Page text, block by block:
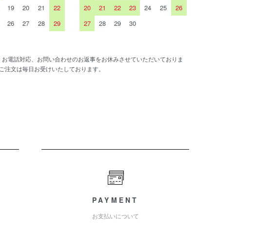
19 20 21
22
26 27 28
29
20
21 22 23 24 25
26
27
28 29 30
電話対応、お問い合わせのお返事をお休みさせていただいておりま
注文は毎日お受けいたしております。
PAYMENT
お支払いについて